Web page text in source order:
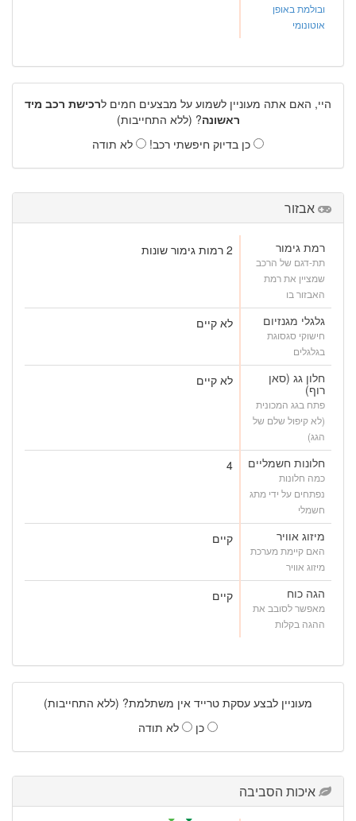
ובולמת באופן
אוטונומי
היי, האם אתה מעוניין לשמוע על מבצעים חמים לרכישת רכב מיד
ראשונה? (ללא התחייבות)
כן בדיוק חיפשתי רכב!
לא תודה
אבזור
רמת גימור
תת-דגם של הרכב
שמציין את רמת
האבזור בו
2 רמות גימור שונות
גלגלי מגנזיום
חישוקי סגסוגת
בגלגלים
לא קיים
חלון גג (סאן
רוף)
פתח בגג המכונית
(לא קיפול שלם של
הגג)
לא קיים
חלונות חשמליים
כמה חלונות
נפתחים על ידי מתג
חשמלי
4
מיזוג אוויר
האם קיימת מערכת
מיזוג אוויר
קיים
הגה כוח
מאפשר לסובב את
ההגה בקלות
קיים
מעוניין לבצע עסקת טרייד אין משתלמת? (ללא התחייבות)
כן
לא תודה
איכות הסביבה